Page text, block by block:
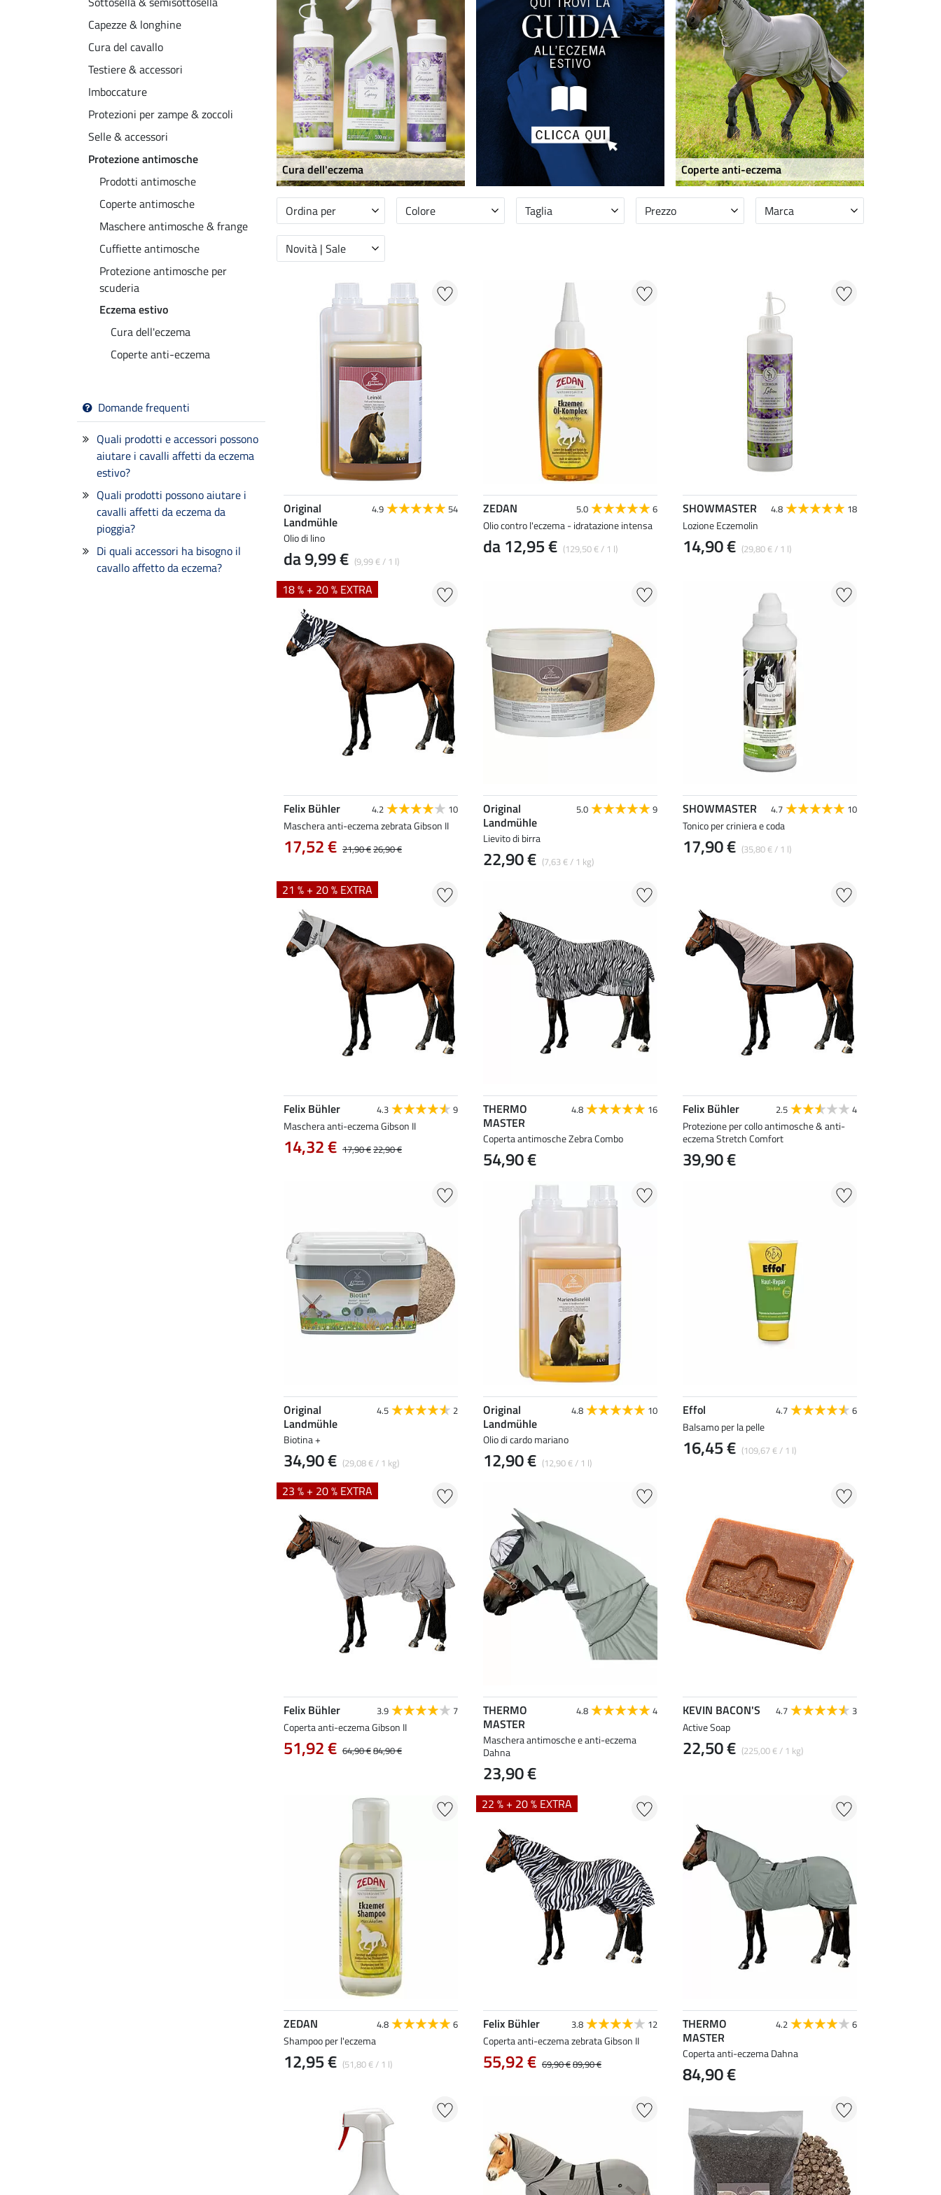
Capezze & longhine
Cura del cavallo
Testiere & accessori
Imboccature
Protezioni per zampe & zoccoli
Selle & accessori
Protezione antimosche
Prodotti antimosche
Coperte antimosche
Maschere antimosche & frange
Cuffiette antimosche
Protezione antimosche per
scuderia
Eczema estivo
Cura dell'eczema
Coperte anti-eczema
Domande frequenti
Quali prodotti e accessori possono
aiutare i cavalli affetti da eczema
estivo?
Quali prodotti possono aiutare i
cavalli affetti da eczema da
pioggia?
Di quali accessori ha bisogno il
cavallo affetto da eczema?
Cura dell'eczema Coperte anti-eczema
Ordina per Colore Taglia Prezzo Marca
Novità | Sale
Original
Landmühle
4.9 54
Olio di lino
da 9,99 € (9,99 € / 1 l)
ZEDAN 5.0 6
Olio contro l'eczema - idratazione intensa
da 12,95 € (129,50 € / 1 l)
SHOWMASTER 4.8 18
Lozione Eczemolin
14,90 € (29,80 € / 1 l)
18 % + 20 % EXTRA
Felix Bühler 4.2 10
Maschera anti-eczema zebrata Gibson II
17,52 € 21,90 €26,90 €
Original
Landmühle
5.0 9
Lievito di birra
22,90 € (7,63 € / 1 kg)
SHOWMASTER 4.7 10
Tonico per criniera e coda
17,90 € (35,80 € / 1 l)
21 % + 20 % EXTRA
Felix Bühler 4.3 9
Maschera anti-eczema Gibson II
14,32 € 17,90 €22,90 €
THERMO
MASTER
4.8 16
Coperta antimosche Zebra Combo
54,90 €
Felix Bühler 2.5 4
Protezione per collo antimosche & anti-
eczema Stretch Comfort
39,90 €
Original
Landmühle
4.5 2
Biotina +
34,90 € (29,08 € / 1 kg)
Original
Landmühle
4.8 10
Olio di cardo mariano
12,90 € (12,90 € / 1 l)
Effol 4.7 6
Balsamo per la pelle
16,45 € (109,67 € / 1 l)
23 % + 20 % EXTRA
Felix Bühler 3.9 7
Coperta anti-eczema Gibson II
51,92 € 64,90 €84,90 €
THERMO
MASTER
4.8 4
Maschera antimosche e anti-eczema
Dahna
23,90 €
KEVIN BACON'S 4.7 3
Active Soap
22,50 € (225,00 € / 1 kg)
ZEDAN 4.8 6
Shampoo per l'eczema
12,95 € (51,80 € / 1 l)
22 % + 20 % EXTRA
Felix Bühler 3.8 12
Coperta anti-eczema zebrata Gibson II
55,92 € 69,90 €89,90 €
THERMO
MASTER
4.2 6
Coperta anti-eczema Dahna
84,90 €